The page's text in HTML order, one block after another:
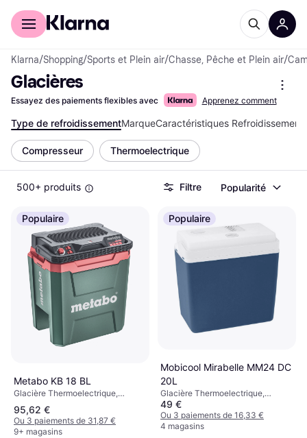
Acheter avec Klarna
Klarna/Shopping/Sports et Plein air/Chasse, Pêche et Plein air/
Glacières
Essayez des paiements flexibles avec Apprenez comment
Type de refroidissementMarqueCaractéristiques Refroidissement
Compresseur Thermoelectrique
500+ produits Filtre Popularité
Populaire
Metabo KB 18 BL
Glacière Thermoelectrique,
Plastique
95,62 €
Ou 3 paiements de 31,87 €
9+ magasins
Populaire
Mobicool Mirabelle MM24 DC
20L
Glacière Thermoelectrique,
Plastique
49 €
Ou 3 paiements de 16,33 €
4 magasins